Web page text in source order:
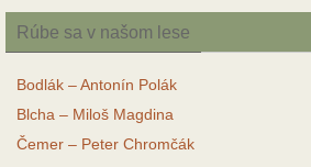
Rúbe sa v našom lese
Bodlák – Antonín Polák
Blcha – Miloš Magdina
Čemer – Peter Chromčák